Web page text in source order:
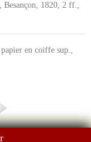
1820, 2 ff.,
en coiffe sup.,